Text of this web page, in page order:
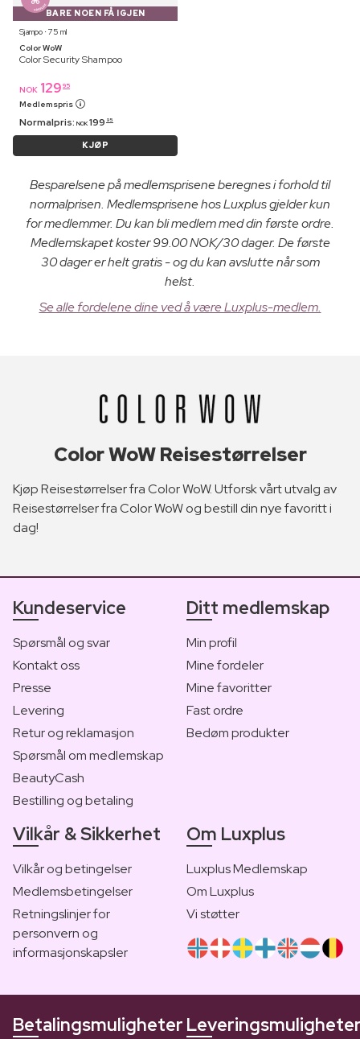
BARE NOEN FÅ IGJEN
Sjampo ⋅ 75 ml
Color WoW
Color Security Shampoo
NOK 129 95
Medlemspris
Normalpris: NOK 199 95
KJØP
Besparelsene på medlemsprisene beregnes i forhold til
normalprisen. Medlemsprisene hos Luxplus gjelder kun
for medlemmer. Du kan bli medlem med din første ordre.
Medlemskapet koster 99.00 NOK/30 dager. De første
30 dager er helt gratis - og du kan avslutte når som
helst.
Se alle fordelene dine ved å være Luxplus-medlem.
Color WoW Reisestørrelser
Kjøp Reisestørrelser fra Color WoW. Utforsk vårt utvalg av
Reisestørrelser fra Color WoW og bestill din nye favoritt i
dag!
Kundeservice
Spørsmål og svar
Kontakt oss
Presse
Levering
Retur og reklamasjon
Spørsmål om medlemskap
BeautyCash
Bestilling og betaling
Ditt medlemskap
Min profil
Mine fordeler
Mine favoritter
Fast ordre
Bedøm produkter
Vilkår & Sikkerhet
Vilkår og betingelser
Medlemsbetingelser
Retningslinjer for
personvern og
informasjonskapsler
Om Luxplus
Luxplus Medlemskap
Om Luxplus
Vi støtter
Betalingsmuligheter